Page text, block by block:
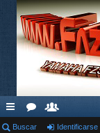
nl or su
Buscar Identificarse